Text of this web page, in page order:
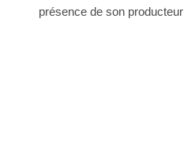
présence de son producteur